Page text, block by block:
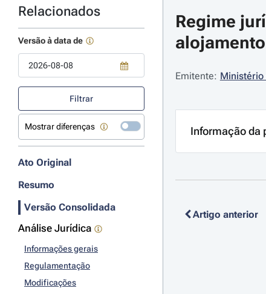
Relacionados
Versão à data de
Use a tecla de seta para baixo para abrir o calendário; Use as
Filtrar
Mostrar diferenças
Ato Original
Resumo
Versão Consolidada
Análise Jurídica
Informações gerais
Regulamentação
Modificações
Regime
Emitente: Ministério
Informação da
Artigo anterior